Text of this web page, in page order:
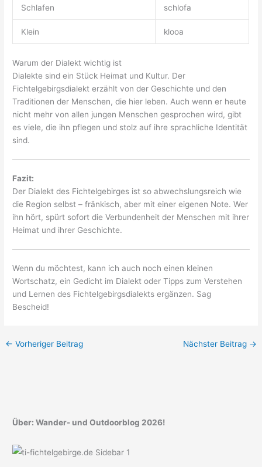
Schlafen schlofa
Klein klooa
Warum der Dialekt wichtig ist
Dialekte sind ein Stück Heimat und Kultur. Der
Fichtelgebirgsdialekt erzählt von der Geschichte und den
Traditionen der Menschen, die hier leben. Auch wenn er heute
nicht mehr von allen jungen Menschen gesprochen wird, gibt
es viele, die ihn pflegen und stolz auf ihre sprachliche Identität
sind.
Fazit:
Der Dialekt des Fichtelgebirges ist so abwechslungsreich wie
die Region selbst – fränkisch, aber mit einer eigenen Note. Wer
ihn hört, spürt sofort die Verbundenheit der Menschen mit ihrer
Heimat und ihrer Geschichte.
Wenn du möchtest, kann ich auch noch einen kleinen
Wortschatz, ein Gedicht im Dialekt oder Tipps zum Verstehen
und Lernen des Fichtelgebirgsdialekts ergänzen. Sag
Bescheid!
← Vorheriger Beitrag Nächster Beitrag →
Über: Wander- und Outdoorblog 2026!